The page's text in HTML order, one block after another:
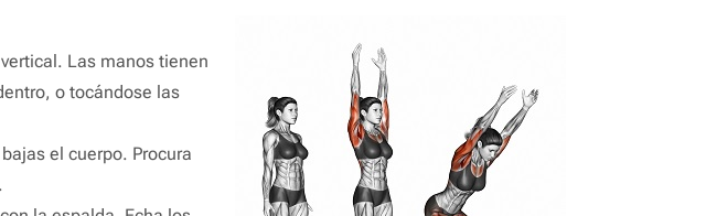
Las manos tienen
o tocándose las
el cuerpo. Procura